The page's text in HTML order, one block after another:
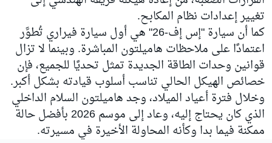
تغيير إعدادات نظام المكابح.
كما أن سيارة "إس إف-26" هي أول سيارة فيراري تُطوَّر
اعتمادًا على ملاحظات هاميلتون المباشرة. وبينما لا تزال
قوانين وحدات الطاقة الجديدة تمثل تحديًا للجميع، فإن
خصائص الهيكل الحالي تناسب أسلوب قيادته بشكل أكبر.
وخلال فترة أعياد الميلاد، وجد هاميلتون السلام الداخلي
الذي كان يحتاج إليه، وعاد إلى موسم 2026 بأفضل حالة
ممكنة فيما بدا وكأنه المحاولة الأخيرة في مسيرته.